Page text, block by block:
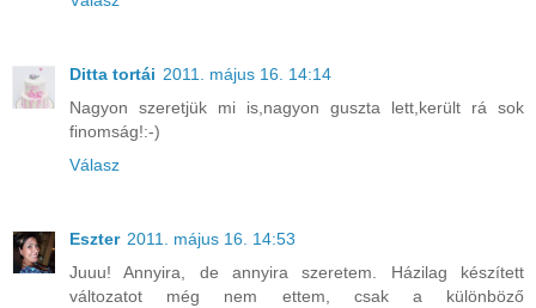
Ditta tortái 2011. május 16. 14:14
Nagyon szeretjük mi is,nagyon guszta lett,került rá sok
finomság!:-)
Válasz
Eszter 2011. május 16. 14:53
Juuu! Annyira, de annyira szeretem. Házilag készített
változatot még nem ettem, csak a különböző